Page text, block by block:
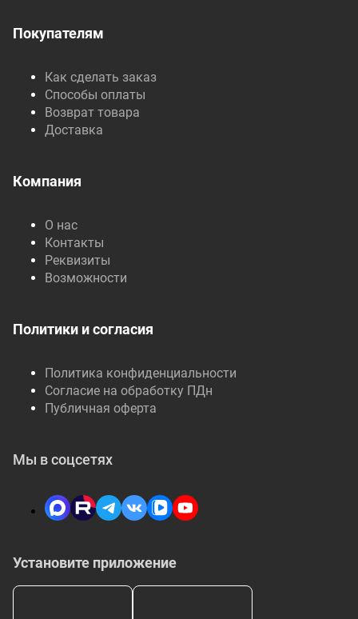
Покупателям
Как сделать заказ
Способы оплаты
Возврат товара
Доставка
Компания
О нас
Контакты
Реквизиты
Возможности
Политики и согласия
Политика конфиденциальности
Согласие на обработку ПДн
Публичная оферта
Установите приложение
Мы в соцсетях